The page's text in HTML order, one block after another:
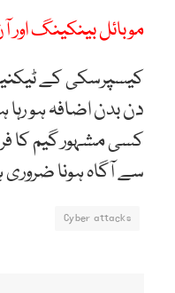
موبائل بینکینگ
کیسپرسکی کے
دن بدن اضافہ ہو
کسی مشہور گیم کا
سے آگاہ ہونا
Cyber attacks